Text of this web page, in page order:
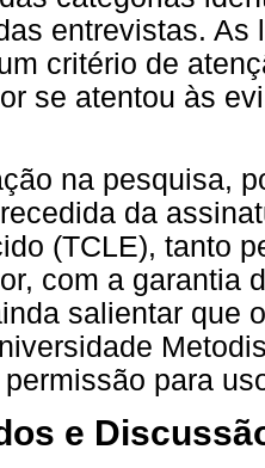
entrevistas.
critério de
se atentou às
na pesquisa,
da
(TCLE), tanto
com a garantia
salientar que
para
e